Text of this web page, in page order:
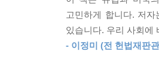
-‘머리말’ 중에서
2. 법정 밖으로 나와 세
- 역사 속 ‘좋은 재판’
고민하게 합니다. 저
있습니다. 우리 사회에
- 이정미 (전 헌법재판